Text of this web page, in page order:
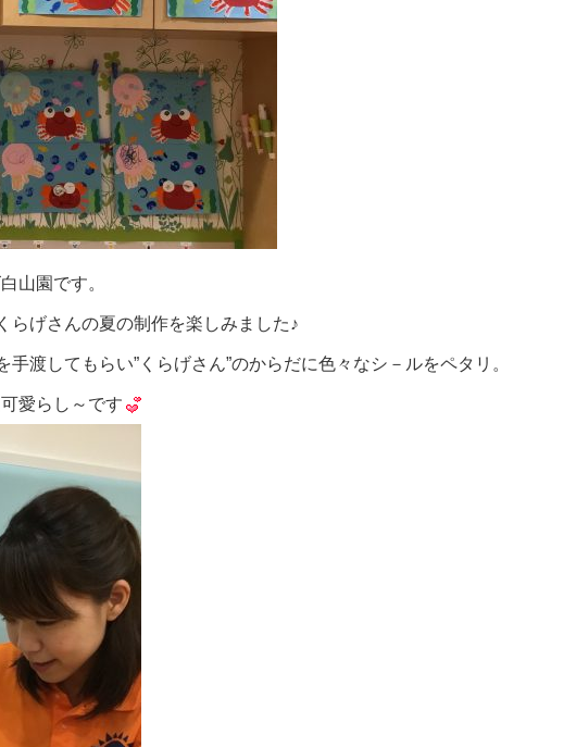
山園です。
らげさんの夏の制作を楽しみました♪
渡してもらい”くらげさん”のからだに色々なシ－ルをペタリ。
愛らし～です